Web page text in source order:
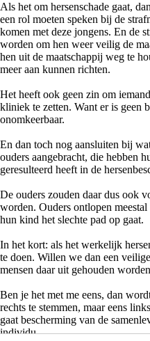
Als het om hersenschade gaat,
een rol moeten speken bij de
komen met deze jongens. En de
worden om hen weer veilig de
hen uit de maatschappij weg te
meer aan kunnen richten.
Het heeft ook geen zin om
kliniek te zetten. Want er is geen
onomkeerbaar.
En dan toch nog aansluiten bij
ouders aangebracht, die hebben
geresulteerd heeft in de
De ouders zouden daar dus ook
worden. Ouders ontlopen
hun kind het slechte pad op gaat.
In het kort: als het werkelijk
te doen. Willen we dan een
mensen daar uit gehouden
Ben je het met me eens, dan
rechts te stemmen, maar eens
gaat bescherming van de
individu.